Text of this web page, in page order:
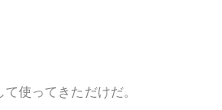
使ってきただけだ。